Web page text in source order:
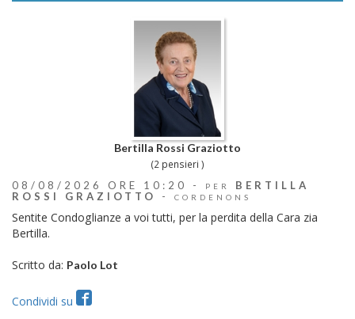
Bertilla Rossi Graziotto
(2 pensieri )
08/08/2026 ORE 10:20 - PER
BERTILLA
ROSSI GRAZIOTTO
- CORDENONS
Sentite Condoglianze a voi tutti, per la perdita della Cara zia
Bertilla.
Scritto da: Paolo Lot
Condividi su